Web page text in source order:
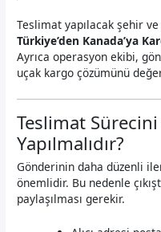
Teslimat yapılacak şehir
Türkiye’den Kanada’ya
Ayrıca operasyon ekibi,
uçak kargo çözümünü
Teslimat
Yapılmalıdır?
Gönderinin daha düzenli
önemlidir. Bu nedenle
paylaşılması gerekir.